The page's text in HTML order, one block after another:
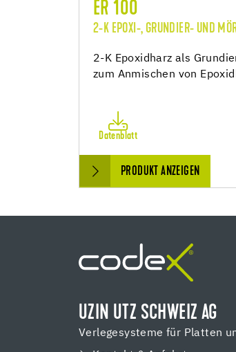
ER 100
2-K EPOXI-, GRUNDIER- UND
2-K Epoxidharz als
zum Anmischen von
Datenblatt
PRODUKT ANZEIGEN
UZIN UTZ SCHWEIZ AG
Verlegesysteme für Platten